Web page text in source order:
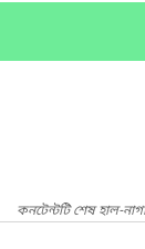
কনটেন্টটি শেষ হাল-